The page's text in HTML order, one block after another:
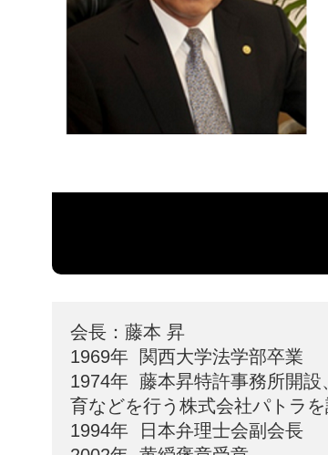
会長：藤本 昇
1969年  関西大学法学部卒業
1974年  藤本昇特許事務所開
育などを行う株式会社パトラを
1994年  日本弁理士会副会長